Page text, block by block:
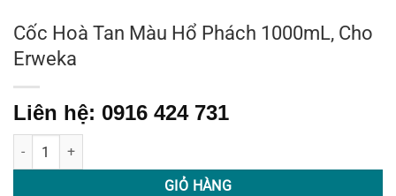
Cốc Hoà Tan Màu Hổ Phách 1000mL, Cho
Erweka
Liên hệ: 0916 424 731
Cốc Hoà Tan Màu Hổ Phách 1000mL, Cho Erweka số lượng
GIỎ HÀNG